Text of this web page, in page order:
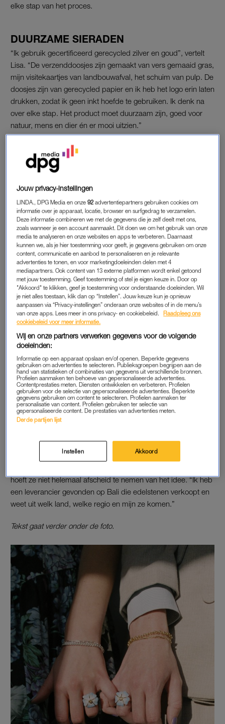
elke stap van het proces.
DUURZAME SIERADEN
“Ik gebruik gecertificeerd gerecycled zilver en goud”, vertelt
Lisa. “De verzenddoosjes zijn gemaakt van vers gemaaid gras,
mijn visitekaartjes van landbouwafval, het schuim van pulp. De
doosjes zijn van gerecycled papier en ik heb het logo erin laten
drukken, zodat ik geen inkt hoefde te gebruiken. Ik denk na
over elke stap. Het product moet duurzaam zijn, goed voor
natuur, mens en dier én er mooi uitzien.”
Lisa behaalt haar diploma commerciële technische
textielkunde aan het Saxion in Enschede en heeft jarenlange
ervaring in de mode-industrie. “Mode is vaak best wel
vervuilend, de producten worden vaak gemaakt in niet heel
duurzame omstandigheden.”
EDELSTENEN UIT BALI
In het voorjaar van 2020 schrijft de onderneemster zich in bij
de Kamer van Koophandel om een lang gekoesterde droom in
vervulling te laten gaan: een eigen bedrijf beginnen. De basis
van haar bedrijf ligt op Bali. “Tijdens mijn reizen had ik daar
zilversmid-workshops gevolgd. In 2021 ben ik met mijn
designs onder de arm naar Indonesië gegaan en heb ik
ateliers gevonden waarmee ik samen wilde gaan werken.”
'Wat je terugstuurt, wordt
gedumpt'
LEES MEER
Het blijkt best een uitdaging te zijn om de goede keuzes te
erachter dat daar weinig transparantie over is. Het is vaak niet
duidelijk uit welk land en uit welke mijn de stenen komen.”
hoeft ze niet helemaal afscheid te nemen van het idee. “Ik heb
een leverancier gevonden op Bali die edelstenen verkoopt en
weet uit welk land, welke regio en mijn ze komen.”
Tekst gaat verder onder de foto.
Jouw privacy-instellingen
LINDA., DPG Media en onze92 advertentiepartners gebruiken cookies om
informatie over je apparaat, locatie, browser en surfgedrag te verzamelen.
Deze informatie combineren we met de gegevens die je zelf deelt met ons,
zoals wanneer je een account aanmaakt. Dit doen we om het gebruik van onze
media te analyseren en onze websites en apps te verbeteren. Daarnaast
kunnen we, als je hier toestemming voor geeft, je gegevens gebruiken om onze
content, communicatie en aanbod te personaliseren en je relevante
advertenties te tonen, en voor marketingdoeleinden delen met 4
mediapartners. Ook content van 13 externe platformen wordt enkel getoond
met jouw toestemming. Geef toestemming of stel je eigen keuze in. Door op
"Akkoord" te klikken, geef je toestemming voor onderstaande doeleinden. Wil
je niet alles toestaan, klik dan op “Instellen”. Jouw keuze kun je opnieuw
aanpassen via “Privacy-instellingen” onderaan onze websites of in de menu’s
van onze apps. Lees meer in ons privacy- en cookiebeleid.
Raadpleeg ons
cookiebeleid voor meer informatie.
Wij en onze partners verwerken gegevens voor de volgende
doeleinden:
Informatie op een apparaat opslaan en/of openen. Beperkte gegevens
gebruiken om advertenties te selecteren. Publieksgroepen begrijpen aan de
hand van statistieken of combinaties van gegevens uit verschillende bronnen.
Profielen aanmaken ten behoeve van gepersonaliseerde advertenties.
Contentprestaties meten. Diensten ontwikkelen en verbeteren. Profielen
gebruiken voor de selectie van gepersonaliseerde advertenties. Beperkte
gegevens gebruiken om content te selecteren. Profielen aanmaken ter
personalisatie van content. Profielen gebruiken ter selectie van
gepersonaliseerde content. De prestaties van advertenties meten.
Derde partijen lijst
Instellen Akkoord